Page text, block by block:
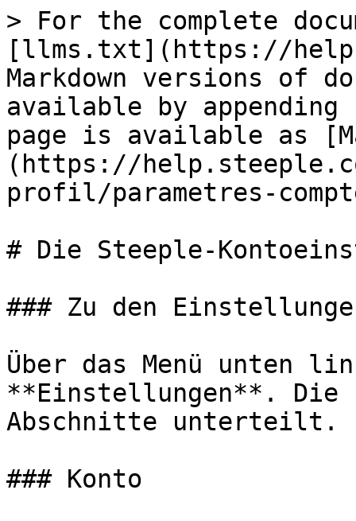
> For the complete
[llms.txt](https://
Markdown versions of
available by
page is available as
(https://
profil/parametres-
# Die Steeple-
### Zu den
Über das Menü unten
**Einstellungen**. Die
Abschnitte unterteilt.
### Konto